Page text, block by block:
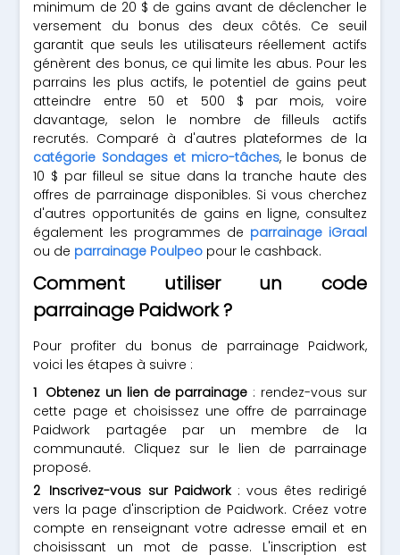
minimum de 20 $ de gains avant de déclencher le
versement du bonus des deux côtés. Ce seuil
garantit que seuls les utilisateurs réellement actifs
génèrent des bonus, ce qui limite les abus. Pour les
parrains les plus actifs, le potentiel de gains peut
atteindre entre 50 et 500 $ par mois, voire
davantage, selon le nombre de filleuls actifs
recrutés. Comparé à d'autres plateformes de la
catégorie Sondages et micro-tâches, le bonus de
10 $ par filleul se situe dans la tranche haute des
offres de parrainage disponibles. Si vous cherchez
d'autres opportunités de gains en ligne, consultez
également les programmes de parrainage iGraal
ou de parrainage Poulpeo pour le cashback.
Comment utiliser un code
parrainage Paidwork ?
Pour profiter du bonus de parrainage Paidwork,
voici les étapes à suivre :
Obtenez un lien de parrainage : rendez-vous sur
cette page et choisissez une offre de parrainage
Paidwork partagée par un membre de la
communauté. Cliquez sur le lien de parrainage
proposé.
Inscrivez-vous sur Paidwork: vous êtes redirigé
vers la page d'inscription de Paidwork. Créez votre
compte en renseignant votre adresse email et en
choisissant un mot de passe. L'inscription est